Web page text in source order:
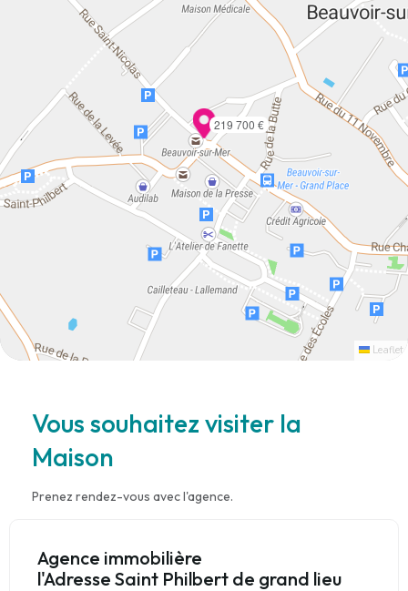
219 700 €
Leaflet
Vous souhaitez visiter la
Maison
Prenez rendez-vous avec l'agence.
Agence immobilière
l'Adresse Saint Philbert de grand lieu